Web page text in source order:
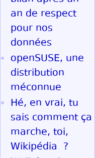
an de respect
pour nos
données
openSUSE, une
distribution
méconnue
Hé, en vrai, tu
sais comment ça
marche, toi,
Wikipédia ?